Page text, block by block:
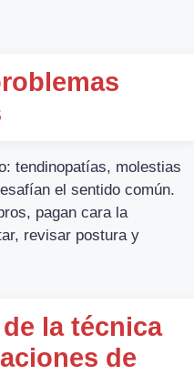
tendinopatías, molestias
el sentido común.
pagan cara la
revisar postura y
la técnica
de